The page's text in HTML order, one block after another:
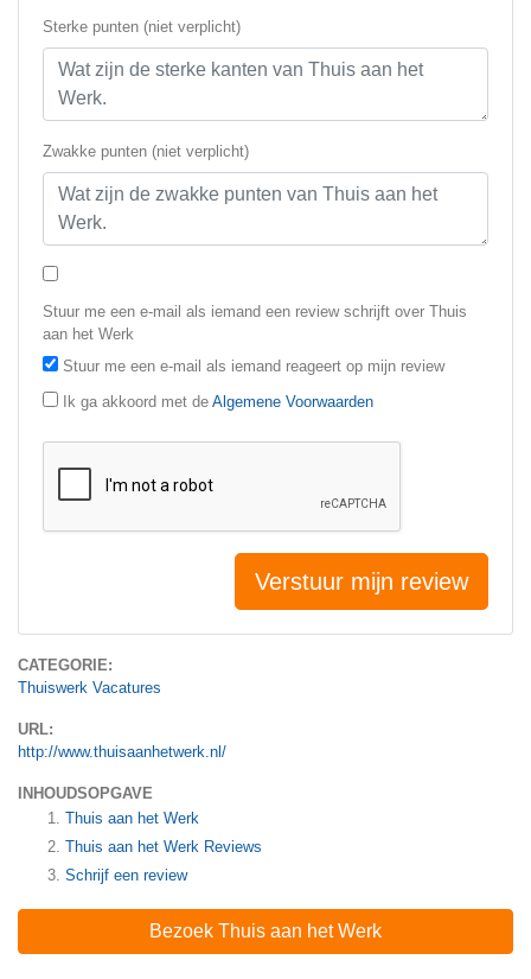
CATEGORIE:
Thuiswerk Vacatures
URL:
http://www.thuisaanhetwerk.nl/
INHOUDSOPGAVE
Thuis aan het Werk
Thuis aan het Werk Reviews
Schrijf een review
Bezoek Thuis aan het Werk
Sterke punten (niet verplicht)
Zwakke punten (niet verplicht)
Stuur me een e-mail als iemand een review schrijft over Thuis
aan het Werk
Stuur me een e-mail als iemand reageert op mijn review
Ik ga akkoord met de Algemene Voorwaarden
Verstuur mijn review